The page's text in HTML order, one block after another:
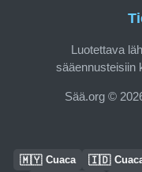
Luotettava
sääennusteisiin
Sää.org ©
🇲🇾 Cuaca 🇮🇩